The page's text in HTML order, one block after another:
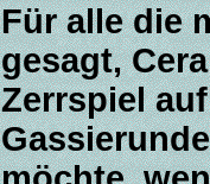
Für alle die
gesagt,
Zerrspiel